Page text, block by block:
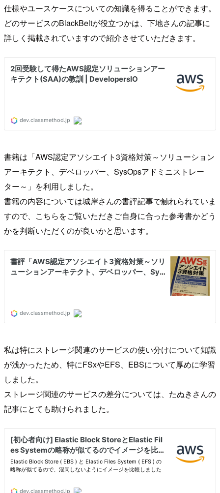
仕様やユースケースについての知識を得ることができます。
どのサービスのBlackBeltが役立つかは、下地さんの記事に
詳しく掲載されていますので紹介させていただきます。
書籍は「AWS認定アソシエイト3資格対策～ソリューション
アーキテクト、デベロッパー、SysOpsアドミニストレー
ター～」を利用しました。
書籍の内容については城岸さんの書評記事で触れられていま
すので、こちらをご覧いただきご自身に合った参考書かどう
かを判断いただくのが良いかと思います。
私は特にストレージ関連のサービスの使い分けについて知識
が浅かったため、特にFSxやEFS、EBSについて厚めに学習
しました。
ストレージ関連のサービスの差分については、たぬきさんの
記事にとても助けられました。